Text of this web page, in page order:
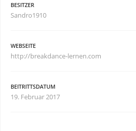
BESITZER
Sandro1910
WEBSEITE
http://breakdance-lernen.com
BEITRITTSDATUM
19. Februar 2017